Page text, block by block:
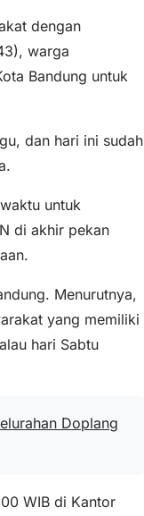
dengan
warga
Bandung untuk
dan hari ini sudah
untuk
di akhir pekan
Menurutnya,
yang memiliki
hari Sabtu
Doplang
WIB di Kantor